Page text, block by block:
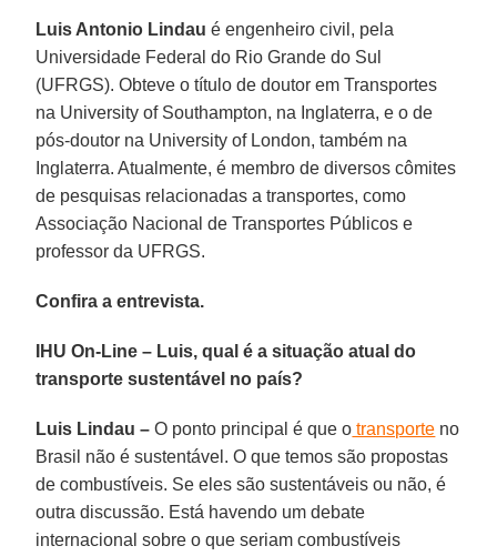
Luis Antonio Lindau é engenheiro civil, pela
Universidade Federal do Rio Grande do Sul
(UFRGS). Obteve o título de doutor em Transportes
na University of Southampton, na Inglaterra, e o de
pós-doutor na University of London, também na
Inglaterra. Atualmente, é membro de diversos cômites
de pesquisas relacionadas a transportes, como
Associação Nacional de Transportes Públicos e
professor da UFRGS.
Confira a entrevista.
IHU On-Line – Luis, qual é a situação atual do
transporte sustentável no país?
Luis Lindau – O ponto principal é que o transporte no
Brasil não é sustentável. O que temos são propostas
de combustíveis. Se eles são sustentáveis ou não, é
outra discussão. Está havendo um debate
internacional sobre o que seriam combustíveis